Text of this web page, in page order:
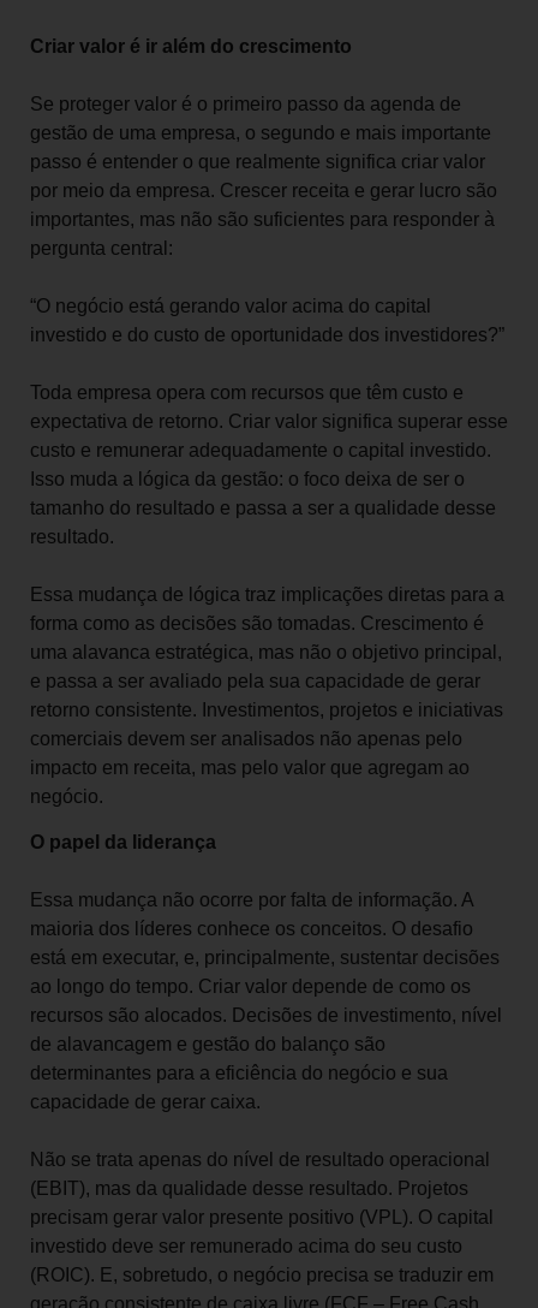
Criar valor é ir além do crescimento
Se proteger valor é o primeiro passo da agenda de
gestão de uma empresa, o segundo e mais importante
passo é entender o que realmente significa criar valor
por meio da empresa. Crescer receita e gerar lucro são
importantes, mas não são suficientes para responder à
pergunta central:
“O negócio está gerando valor acima do capital
investido e do custo de oportunidade dos investidores?”
Toda empresa opera com recursos que têm custo e
expectativa de retorno. Criar valor significa superar esse
custo e remunerar adequadamente o capital investido.
Isso muda a lógica da gestão: o foco deixa de ser o
tamanho do resultado e passa a ser a qualidade desse
resultado.
Essa mudança de lógica traz implicações diretas para a
forma como as decisões são tomadas. Crescimento é
uma alavanca estratégica, mas não o objetivo principal,
e passa a ser avaliado pela sua capacidade de gerar
retorno consistente. Investimentos, projetos e iniciativas
comerciais devem ser analisados não apenas pelo
impacto em receita, mas pelo valor que agregam ao
negócio.
O papel da liderança
Essa mudança não ocorre por falta de informação. A
maioria dos líderes conhece os conceitos. O desafio
está em executar, e, principalmente, sustentar decisões
ao longo do tempo. Criar valor depende de como os
recursos são alocados. Decisões de investimento, nível
de alavancagem e gestão do balanço são
determinantes para a eficiência do negócio e sua
capacidade de gerar caixa.
Não se trata apenas do nível de resultado operacional
(EBIT), mas da qualidade desse resultado. Projetos
precisam gerar valor presente positivo (VPL). O capital
investido deve ser remunerado acima do seu custo
(ROIC). E, sobretudo, o negócio precisa se traduzir em